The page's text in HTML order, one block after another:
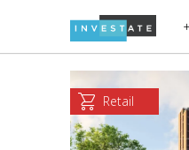
Дикси
В башне
Retail